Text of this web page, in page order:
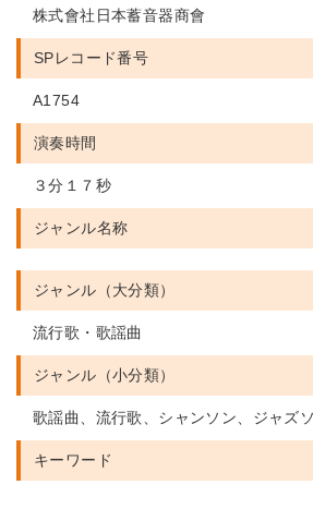
株式會社日本蓄音器商會
SPレコード番号
A1754
演奏時間
３分１７秒
ジャンル名称
ジャンル（大分類）
流行歌・歌謡曲
ジャンル（小分類）
歌謡曲、流行歌、シャンソン、ジャズ
キーワード